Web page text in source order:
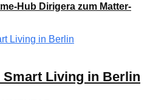
Hub Dirigera zum Matter-
Smart Living in Berlin